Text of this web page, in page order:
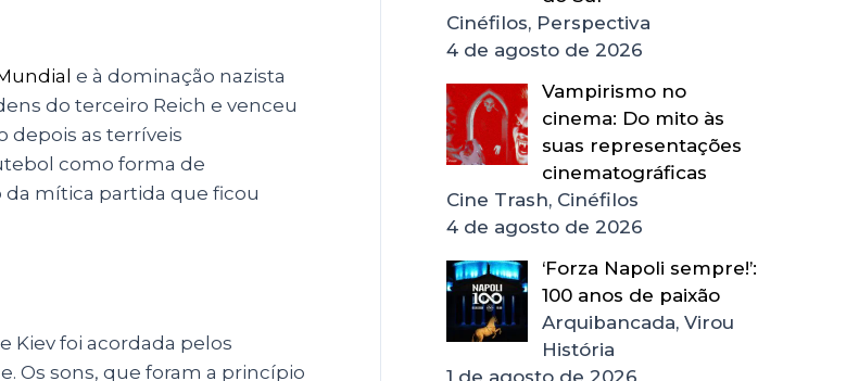
e à dominação nazista
do terceiro Reich e venceu
depois as terríveis
como forma de
mítica partida que ficou
Kiev foi acordada pelos
Os sons, que foram a princípio
Cinéfilos, Perspectiva
4 de agosto de 2026
Vampirismo no
cinema: Do mito às
suas representações
cinematográficas
Cine Trash, Cinéfilos
4 de agosto de 2026
‘Forza Napoli sempre!’:
100 anos de paixão
Arquibancada, Virou
História
1 de agosto de 2026